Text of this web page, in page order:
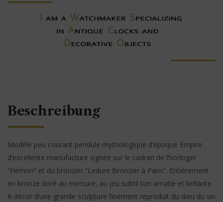
Beschreibung
Modèle peu courant pendule mythologique d’époque Empire
d’excellente manufacture signée sur le cadran de l’horloger
“Hémon” et du bronzier “Ledure Bronzier à Paris”. Entièrement
en bronze doré au mercure, au jeu subtil ton amatie et brillante.
A décor d’une grande sculpture finement reproduit du dieu du vin